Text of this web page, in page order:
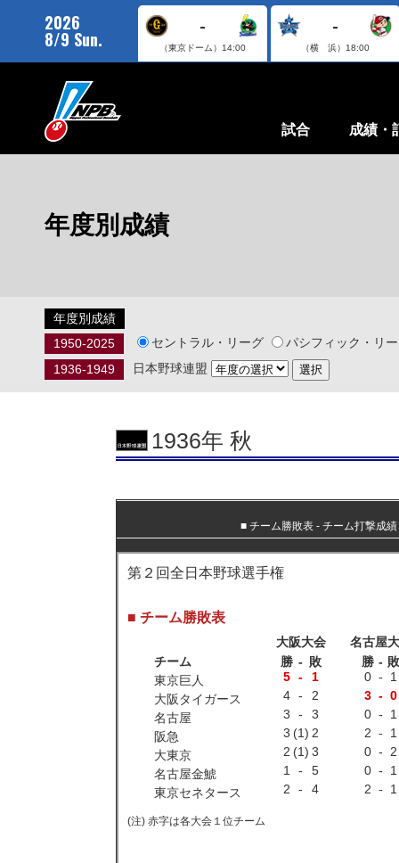
2026
8/9 Sun.
-
（東京ドーム） 14:00
-
（横 浜） 18:00
試合 成績・
年度別成績
年度別成績
1950-2025
セントラル・リーグ
パシフィック・リ
1936-1949
日本野球連盟
1936年 秋
■ チーム勝敗表 ‐ チーム打撃成績
第２回全日本野球選手権
■ チーム勝敗表
大阪大会
名古屋
チーム
東京巨人
大阪タイガース
名古屋
阪急
大東京
名古屋金鯱
東京セネタース
勝 - 敗
5 -
1
4 -
2
3
-
3
3 (1) 2
2 (1) 3
1
-
5
2
- 4
勝 -
0 -
1
3 - 0
0 -
1
2 -
1
0 -
2
0 -
1
2 - 1
(注) 赤字は各大会１位チーム